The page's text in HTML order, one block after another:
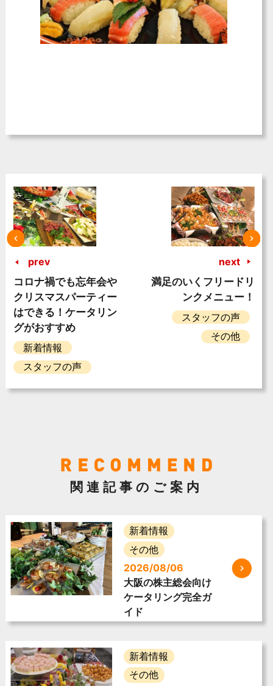
prev
コロナ禍でも忘年会や
クリスマスパーティー
はできる！ケータリン
グがおすすめ
新着情報
スタッフの声
next
満足のいくフリードリ
ンクメニュー！
スタッフの声
その他
関連記事のご案内
新着情報
その他
2026/08/06
大阪の株主総会向け
ケータリング完全ガ
イド
新着情報
その他